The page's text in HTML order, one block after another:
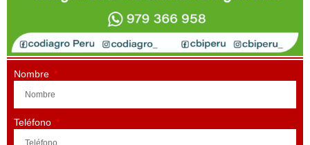
Nombre
Teléfono